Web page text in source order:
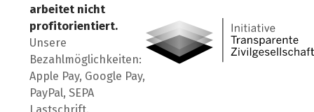
arbeitet nicht
profitorientiert.
Unsere
Bezahlmöglichkeiten:
Apple Pay, Google Pay,
PayPal, SEPA